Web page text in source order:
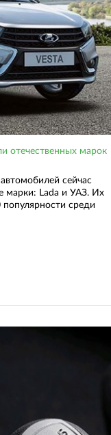
отечественных марок
сейчас
марки: Lada и УАЗ. Их
среди